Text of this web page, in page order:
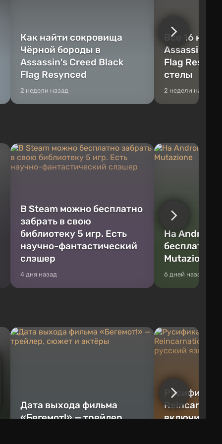
Как найти сокровища
Чёрной бороды в
Assassin's Creed Black
Flag Resynced
2 недели назад
Все 16
Assassin's
Flag
стелы
2 недели назад
В Steam можно бесплатно
забрать в свою
библиотеку 5 игр. Есть
научно-фантастический
слэшер
4 дня назад
На Android
бесплатно
Mutazione
6 дней назад
Дата выхода фильма
«Бегемот!» — трейлер,
включить